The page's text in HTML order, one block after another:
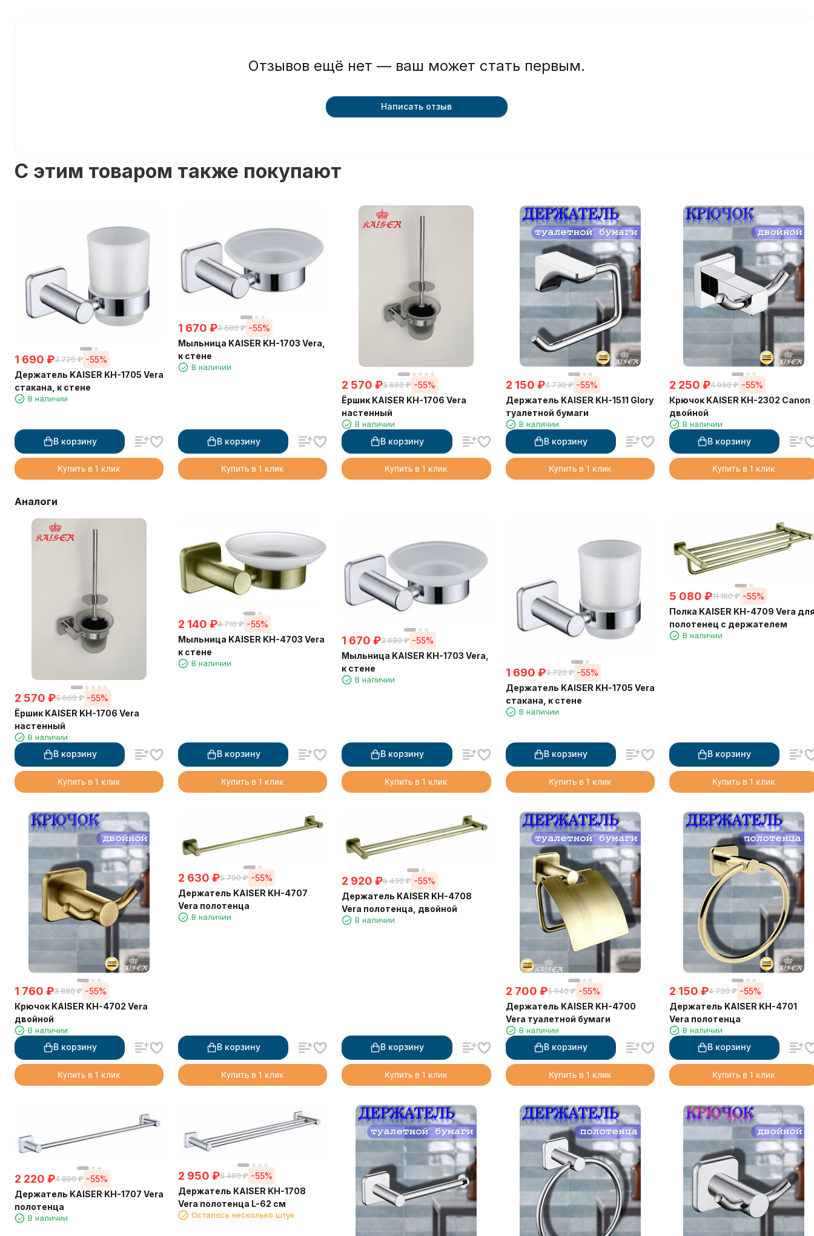
Отзывов ещё нет — ваш может стать первым.
Написать отзыв
C этим товаром также покупают
1 690 ₽3 720 ₽ -55%
Держатель KAISER KH-1705 Vera
стакана, к стене
В наличии
В корзину
Купить в 1 клик
1 670 ₽3 680 ₽ -55%
Мыльница KAISER KH-1703 Vera,
к стене
В наличии
В корзину
Купить в 1 клик
2 570 ₽5 660 ₽ -55%
Ёршик KAISER KH-1706 Vera
настенный
В наличии
В корзину
Купить в 1 клик
2 150 ₽4 730 ₽ -55%
Держатель KAISER KH-1511 Glory
туалетной бумаги
В наличии
В корзину
Купить в 1 клик
2 250 ₽4 950 ₽ -55%
Крючок KAISER KH-2302 Canon
двойной
В наличии
В корзину
Купить в 1 клик
Аналоги
2 570 ₽5 660 ₽ -55%
Ёршик KAISER KH-1706 Vera
настенный
В наличии
В корзину
Купить в 1 клик
2 140 ₽4 710 ₽ -55%
Мыльница KAISER KH-4703 Vera
к стене
В наличии
В корзину
Купить в 1 клик
1 670 ₽3 680 ₽ -55%
Мыльница KAISER KH-1703 Vera,
к стене
В наличии
В корзину
Купить в 1 клик
1 690 ₽3 720 ₽ -55%
Держатель KAISER KH-1705 Vera
стакана, к стене
В наличии
В корзину
Купить в 1 клик
5 080 ₽11 180 ₽ -55%
Полка KAISER KH-4709 Vera
полотенец с держателем
В наличии
В корзину
Купить в 1 клик
1 760 ₽3 880 ₽ -55%
Крючок KAISER KH-4702 Vera
двойной
В наличии
В корзину
Купить в 1 клик
2 630 ₽5 790 ₽ -55%
Держатель KAISER KH-4707
Vera полотенца
В наличии
В корзину
Купить в 1 клик
2 920 ₽6 430 ₽ -55%
Держатель KAISER KH-4708
Vera полотенца, двойной
В наличии
В корзину
Купить в 1 клик
2 700 ₽5 940 ₽ -55%
Держатель KAISER KH-4700
Vera туалетной бумаги
В наличии
В корзину
Купить в 1 клик
2 150 ₽4 730 ₽ -55%
Держатель KAISER KH-4701
Vera полотенца
В наличии
В корзину
Купить в 1 клик
2 220 ₽4 890 ₽ -55%
Держатель KAISER KH-1707 Vera
полотенца
В наличии
2 950 ₽6 490 ₽ -55%
Держатель KAISER KH-1708
Vera полотенца L-62 см
Осталось несколько штук